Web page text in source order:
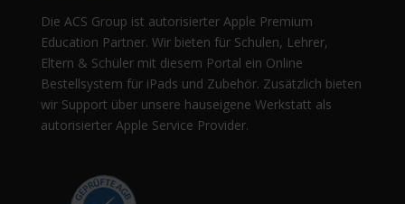
Die ACS Group ist autorisierter Apple Premium
Education Partner. Wir bieten für Schulen, Lehrer,
Eltern & Schüler mit diesem Portal ein Online
Bestellsystem für iPads und Zubehör. Zusätzlich bieten
wir Support über unsere hauseigene Werkstatt als
autorisierter Apple Service Provider.